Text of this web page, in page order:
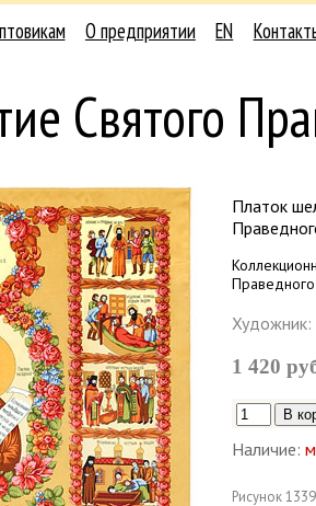
О предприятии EN
Святого
Платок
Художник:
1 420
Наличие:
Рисунок